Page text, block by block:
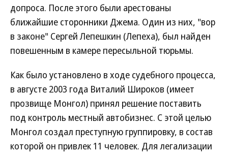
допроса. После этого были арестованы
ближайшие сторонники Джема. Один из них, "вор
в законе" Сергей Лепешкин (Лепеха), был найден
повешенным в камере пересыльной тюрьмы.
Как было установлено в ходе судебного процесса,
в августе 2003 года Виталий Широков (имеет
прозвище Монгол) принял решение поставить
под контроль местный автобизнес. С этой целью
Монгол создал преступную группировку, в состав
которой он привлек 11 человек. Для легализации